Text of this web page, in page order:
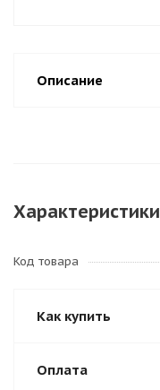
Описание
Характеристики
Код товара
Как купить
Оплата